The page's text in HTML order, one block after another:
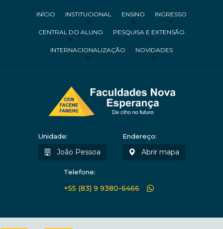
INÍCIO INSTITUCIONAL ENSINO INGRESSO
CENTRAL DO ALUNO PESQUISA E EXTENSÃO
INTERNACIONALIZAÇÃO NOVIDADES
Unidade:
João Pessoa
Endereço:
Abrir mapa
Telefone:
+55 (83) 9 9380-6466